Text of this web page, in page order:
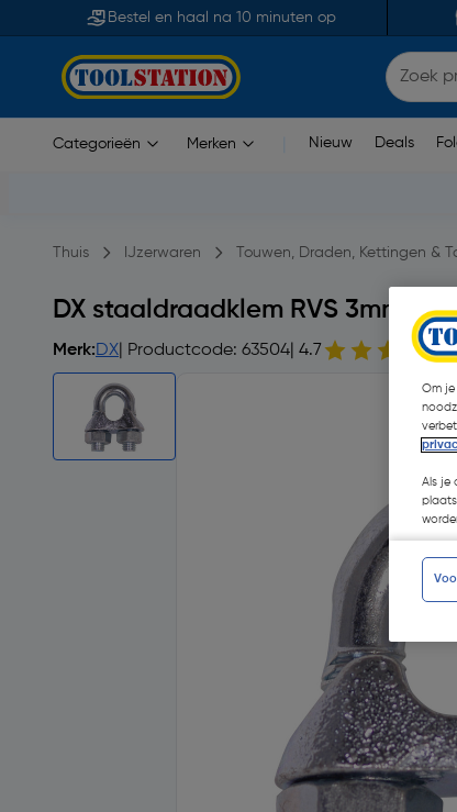
Bestel en haal na 10 minuten op
Categorieën Merken Nieuw Deals
Thuis IJzerwaren Touwen, Draden, Kettingen &
DX staaldraadklem RVS 3mm
Merk:DX | Productcode: 63504 | 4.7
Om je
Als je